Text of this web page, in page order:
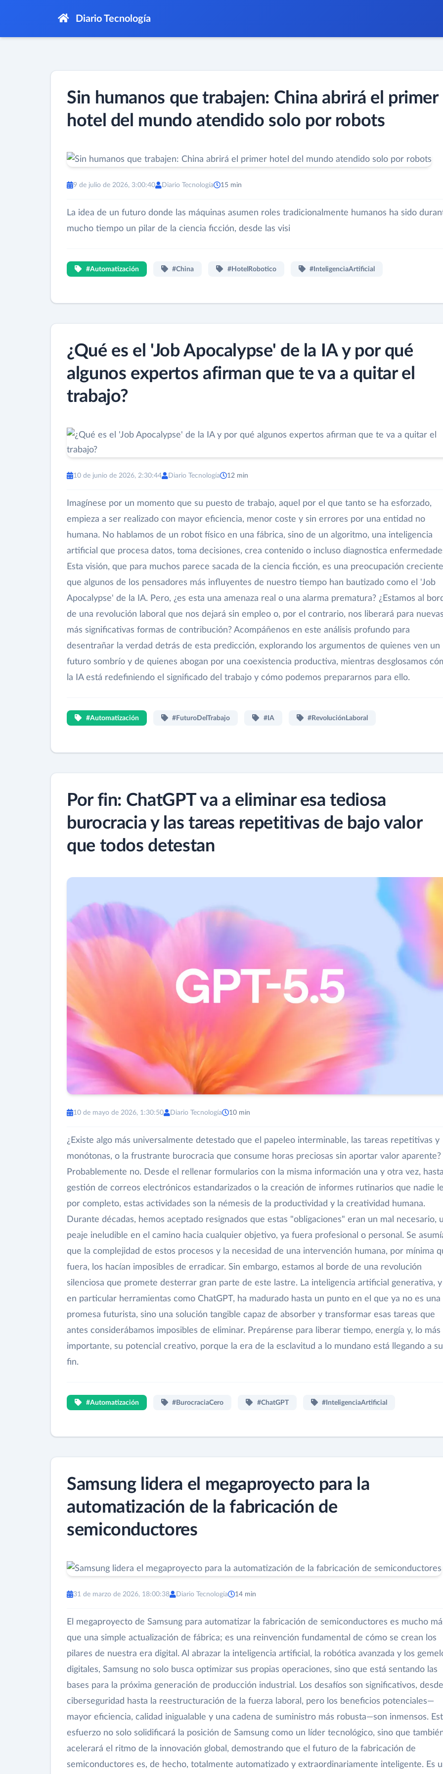
Diario Tecnología
Sin humanos que trabajen: China abrirá el primer
hotel del mundo atendido solo por robots
9 de julio de 2026, 3:00:40 Diario Tecnología 15 min
La idea de un futuro donde las máquinas asumen roles tradicionalmente humanos ha sido
mucho tiempo un pilar de la ciencia ficción, desde las visi
#Automatización #China #HotelRobotico #InteligenciaArtificial
¿Qué es el 'Job Apocalypse' de la IA y por qué
algunos expertos afirman que te va a quitar el
trabajo?
10 de junio de 2026, 2:30:44 Diario Tecnología 12 min
Imagínese por un momento que su puesto de trabajo, aquel por el que tanto se ha esforzado,
empieza a ser realizado con mayor eficiencia, menor coste y sin errores por una entidad no
humana. No hablamos de un robot físico en una fábrica, sino de un algoritmo, una inteligencia
artificial que procesa datos, toma decisiones, crea contenido o incluso diagnostica
Esta visión, que para muchos parece sacada de la ciencia ficción, es una preocupación creciente
que algunos de los pensadores más influyentes de nuestro tiempo han bautizado como el 'Job
Apocalypse' de la IA. Pero, ¿es esta una amenaza real o una alarma prematura? ¿Estamos al
de una revolución laboral que nos dejará sin empleo o, por el contrario, nos liberará para
más significativas formas de contribución? Acompáñenos en este análisis profundo para
desentrañar la verdad detrás de esta predicción, explorando los argumentos de quienes ven un
futuro sombrío y de quienes abogan por una coexistencia productiva, mientras desglosamos
la IA está redefiniendo el significado del trabajo y cómo podemos prepararnos para ello.
#Automatización #FuturoDelTrabajo #IA #RevoluciónLaboral
Por fin: ChatGPT va a eliminar esa tediosa
burocracia y las tareas repetitivas de bajo valor
que todos detestan
10 de mayo de 2026, 1:30:50 Diario Tecnología 10 min
¿Existe algo más universalmente detestado que el papeleo interminable, las tareas repetitivas y
monótonas, o la frustrante burocracia que consume horas preciosas sin aportar valor aparente?
Probablemente no. Desde el rellenar formularios con la misma información una y otra vez,
gestión de correos electrónicos estandarizados o la creación de informes rutinarios que nadie
por completo, estas actividades son la némesis de la productividad y la creatividad humana.
Durante décadas, hemos aceptado resignados que estas "obligaciones" eran un mal necesario,
peaje ineludible en el camino hacia cualquier objetivo, ya fuera profesional o personal. Se
que la complejidad de estos procesos y la necesidad de una intervención humana, por mínima
fuera, los hacían imposibles de erradicar. Sin embargo, estamos al borde de una revolución
silenciosa que promete desterrar gran parte de este lastre. La inteligencia artificial generativa, y
en particular herramientas como ChatGPT, ha madurado hasta un punto en el que ya no es una
promesa futurista, sino una solución tangible capaz de absorber y transformar esas tareas que
antes considerábamos imposibles de eliminar. Prepárense para liberar tiempo, energía y, lo más
importante, su potencial creativo, porque la era de la esclavitud a lo mundano está llegando a su
fin.
#Automatización #BurocraciaCero #ChatGPT #InteligenciaArtificial
Samsung lidera el megaproyecto para la
automatización de la fabricación de
semiconductores
31 de marzo de 2026, 18:00:38 Diario Tecnología 14 min
El megaproyecto de Samsung para automatizar la fabricación de semiconductores es mucho
que una simple actualización de fábrica; es una reinvención fundamental de cómo se crean los
pilares de nuestra era digital. Al abrazar la inteligencia artificial, la robótica avanzada y los
digitales, Samsung no solo busca optimizar sus propias operaciones, sino que está sentando las
bases para la próxima generación de producción industrial. Los desafíos son significativos,
ciberseguridad hasta la reestructuración de la fuerza laboral, pero los beneficios potenciales—
mayor eficiencia, calidad inigualable y una cadena de suministro más robusta—son inmensos.
esfuerzo no solo solidificará la posición de Samsung como un líder tecnológico, sino que
acelerará el ritmo de la innovación global, demostrando que el futuro de la fabricación de
semiconductores es, de hecho, totalmente automatizado y extraordinariamente inteligente. Es